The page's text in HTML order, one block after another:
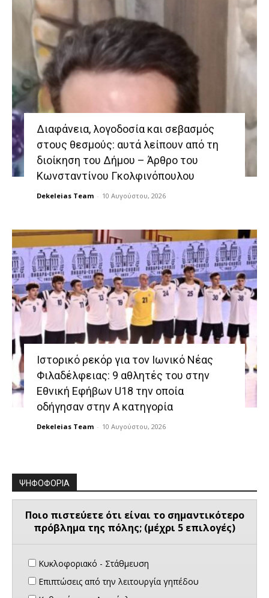
Διαφάνεια, λογοδοσία και σεβασμός
στους θεσμούς: αυτά λείπουν από τη
διοίκηση του Δήμου – Άρθρο του
Κωνσταντίνου Γκολφινόπουλου
Dekeleias Team - 10 Αυγούστου, 2026
Ιστορικό ρεκόρ για τον Ιωνικό Νέας
Φιλαδέλφειας: 9 αθλητές του στην
Εθνική Εφήβων U18 την οποία
οδήγησαν στην Α κατηγορία
Dekeleias Team - 10 Αυγούστου, 2026
ΨΗΦΟΦΟΡΙΑ
Ποιο πιστεύετε ότι είναι το σημαντικότερο
πρόβλημα της πόλης; (μέχρι 5 επιλογές)
Κυκλοφοριακό - Στάθμευση
Επιπτώσεις από την λειτουργία γηπέδου